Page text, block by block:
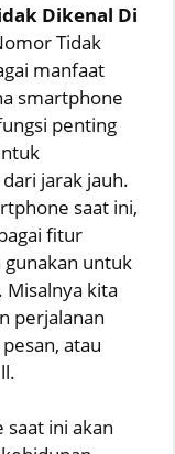
Dikenal Di
Tidak
manfaat
smartphone
penting
jarak jauh.
saat ini,
fitur
untuk
kita
perjalanan
atau
ini akan